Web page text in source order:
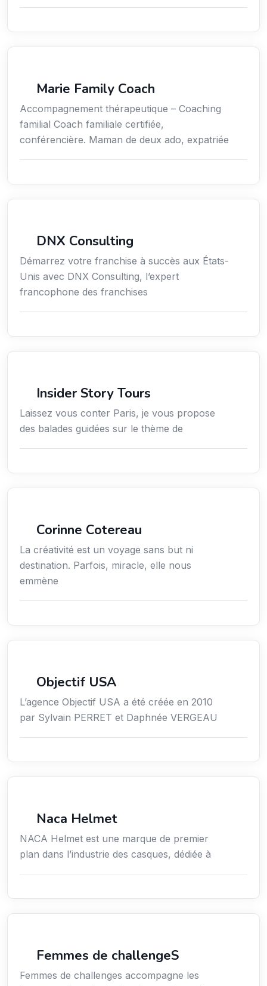
Marie Family Coach
Accompagnement thérapeutique – Coaching
familial Coach familiale certifiée,
conférencière. Maman de deux ado, expatriée
DNX Consulting
Démarrez votre franchise à succès aux États-
Unis avec DNX Consulting, l’expert
francophone des franchises
Insider Story Tours
Laissez vous conter Paris, je vous propose
des balades guidées sur le thème de
Corinne Cotereau
La créativité est un voyage sans but ni
destination. Parfois, miracle, elle nous
emmène
Objectif USA
L’agence Objectif USA a été créée en 2010
par Sylvain PERRET et Daphnée VERGEAU
Naca Helmet
NACA Helmet est une marque de premier
plan dans l’industrie des casques, dédiée à
Femmes de challengeS
Femmes de challenges accompagne les